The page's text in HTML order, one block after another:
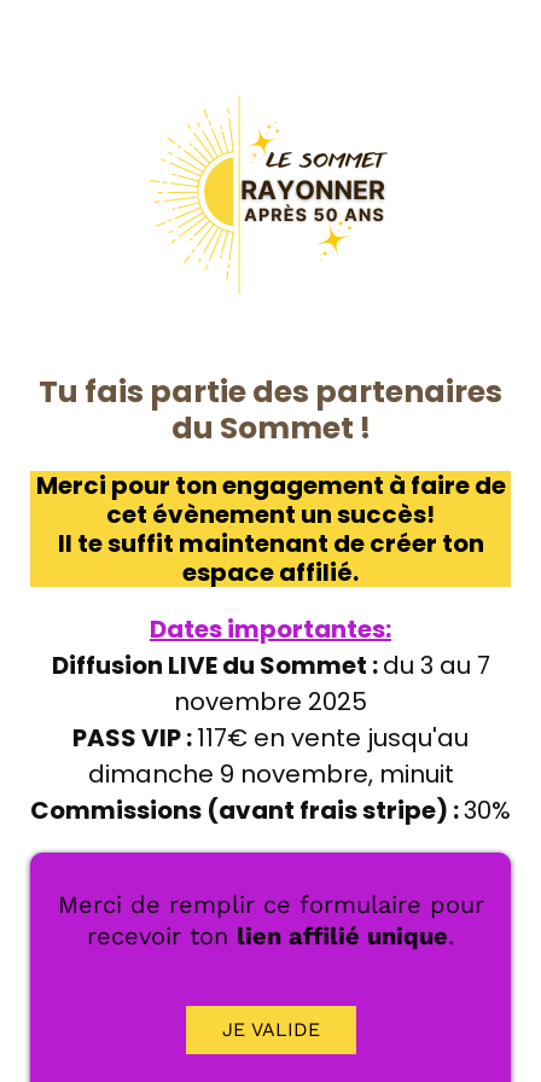
Tu fais partie des partenaires
du Sommet !
Merci pour ton engagement à faire de
cet évènement un succès!
Il te suffit maintenant de créer ton
espace affilié.
Dates importantes:
Diffusion LIVE du Sommet :du 3 au 7
novembre 2025
PASS VIP :117€ en vente jusqu'au
dimanche 9 novembre, minuit
Commissions (avant frais stripe) :30%
Merci de remplir ce formulaire pour
recevoir ton lien affilié unique.
JE VALIDE